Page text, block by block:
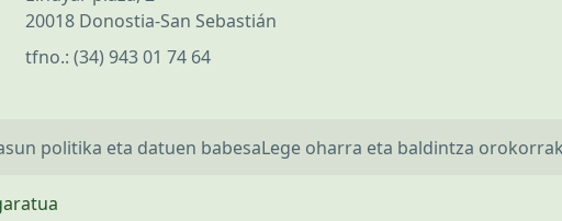
20018 Donostia-San Sebastián
tfno.: (34) 943 01 74 64
politika eta datuen babesaLege oharra eta baldintza orokorrak